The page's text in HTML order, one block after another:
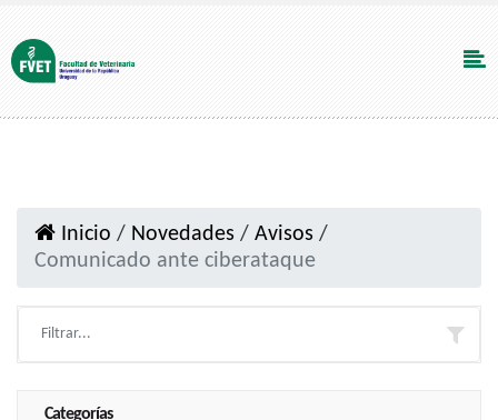
Inicio / Novedades / Avisos /
Comunicado ante ciberataque
Categorías